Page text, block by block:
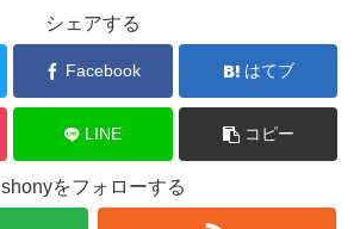
シェアする
Facebook はてブ
LINE コピー
shonyをフォローする